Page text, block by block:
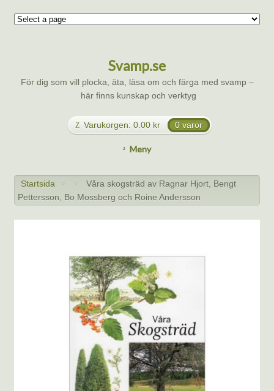
Svamp.se
För dig som vill plocka, äta, läsa om och färga med svamp –
här finns kunskap och verktyg
Varukorgen: 0.00 kr 0 varor
Meny
Startsida > >
Våra skogsträd av Ragnar Hjort, Bengt
Pettersson, Bo Mossberg och Roine Andersson